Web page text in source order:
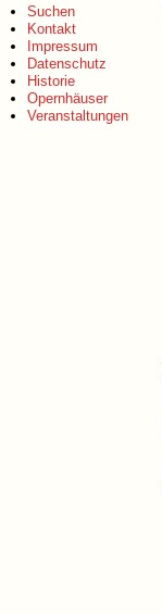
Suchen
Kontakt
Impressum
Datenschutz
Historie
Opernhäuser
Veranstaltungen